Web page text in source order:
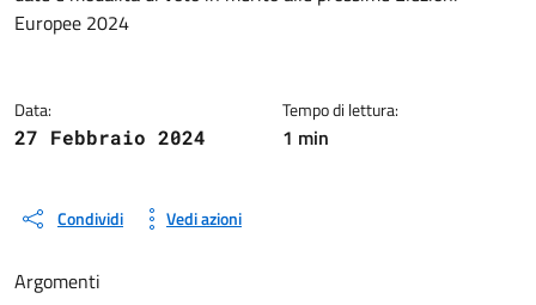
Europee 2024
Data:
27 Febbraio 2024
Tempo di lettura:
1 min
Condividi Vedi azioni
Argomenti